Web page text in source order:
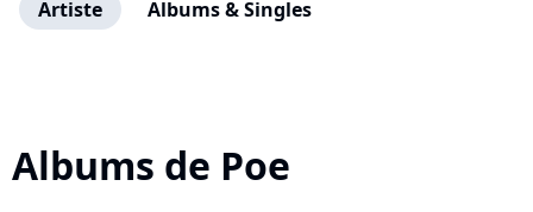
Artiste Albums & Singles
Albums de Poe